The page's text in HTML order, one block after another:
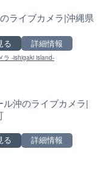
ライブカメラ|沖縄県
る 詳細情報
ラ -ishigaki island-
沖のライブカメラ|
る 詳細情報